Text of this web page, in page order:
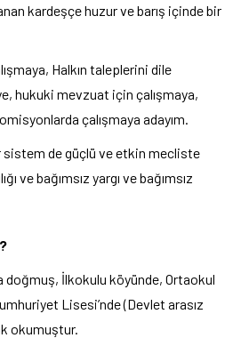
kardeşçe huzur ve barış içinde bir
Halkın taleplerini dile
hukuki mevzuat için çalışmaya,
çalışmaya adayım.
de güçlü ve etkin mecliste
ve bağımsız yargı ve bağımsız
doğmuş, İlkokulu köyünde, Ortaokul
Lisesi’nde (Devlet arasız
okumuştur.